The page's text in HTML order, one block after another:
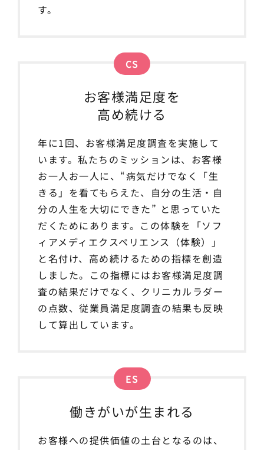
す。
CS
お客様満足度を
高め続ける
年に1回、お客様満足度調査を実施して
います。私たちのミッションは、お客様
お一人お一人に、“病気だけでなく「生
きる」を看てもらえた、自分の生活・自
分の人生を大切にできた” と思っていた
だくためにあります。この体験を「ソフ
ィアメディエクスペリエンス（体験）」
と名付け、高め続けるための指標を創造
しました。この指標にはお客様満足度調
査の結果だけでなく、クリニカルラダー
の点数、従業員満足度調査の結果も反映
して算出しています。
ES
働きがいが生まれる
お客様への提供価値の土台となるのは、